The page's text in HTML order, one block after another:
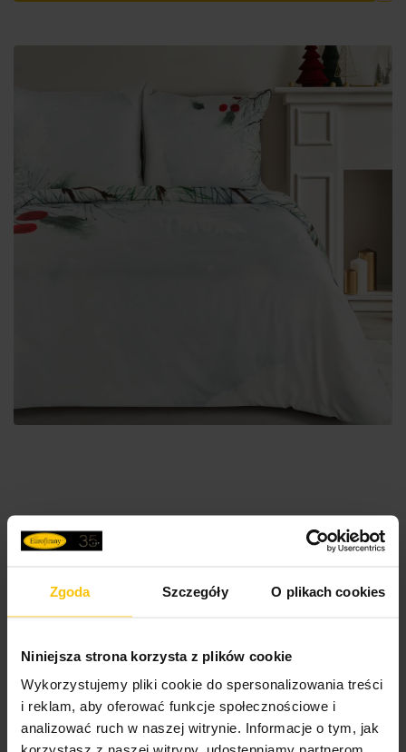
Zgoda Szczegóły O plikach cookies
Niniejsza strona korzysta z plików cookie
Wykorzystujemy pliki cookie do spersonalizowania treści
i reklam, aby oferować funkcje społecznościowe i
analizować ruch w naszej witrynie. Informacje o tym, jak
Pościel świąteczna 140x200 cm komplet 2 częściowy
kolor jasnoszary, ciemnoturkusowy ROBIN
81,90 zł